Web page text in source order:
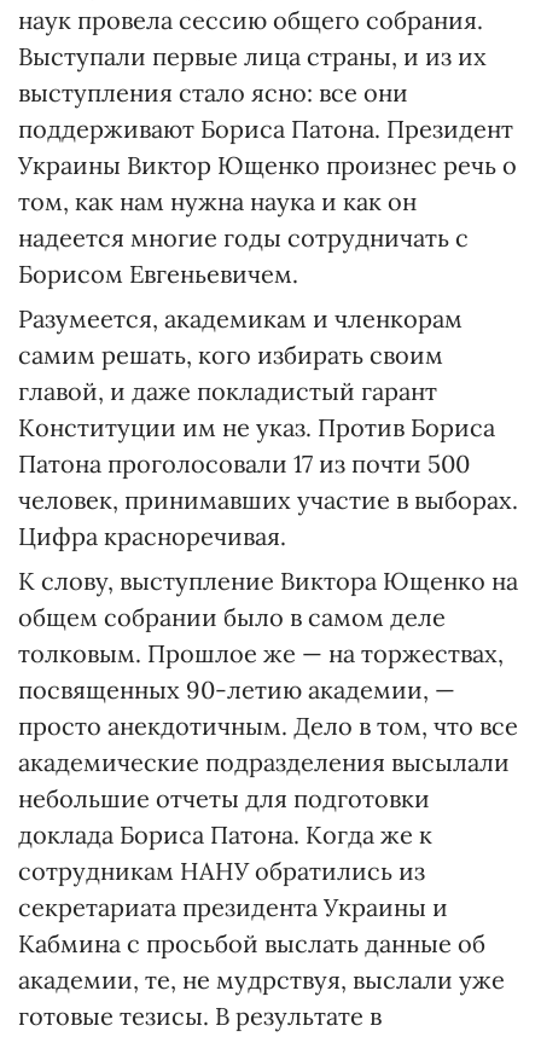
наук провела сессию общего собрания.
Выступали первые лица страны, и из их
выступления стало ясно: все они
поддерживают Бориса Патона. Президент
Украины Виктор Ющенко произнес речь о
том, как нам нужна наука и как он
надеется многие годы сотрудничать с
Борисом Евгеньевичем.
Разумеется, академикам и членкорам
самим решать, кого избирать своим
главой, и даже покладистый гарант
Конституции им не указ. Против Бориса
Патона проголосовали 17 из почти 500
человек, принимавших участие в выборах.
Цифра красноречивая.
К слову, выступление Виктора Ющенко на
общем собрании было в самом деле
толковым. Прошлое же — на торжествах,
посвященных 90-летию академии, —
просто анекдотичным. Дело в том, что все
академические подразделения высылали
небольшие отчеты для подготовки
доклада Бориса Патона. Когда же к
сотрудникам НАНУ обратились из
секретариата президента Украины и
Кабмина с просьбой выслать данные об
академии, те, не мудрствуя, выслали уже
готовые тезисы. В результате в